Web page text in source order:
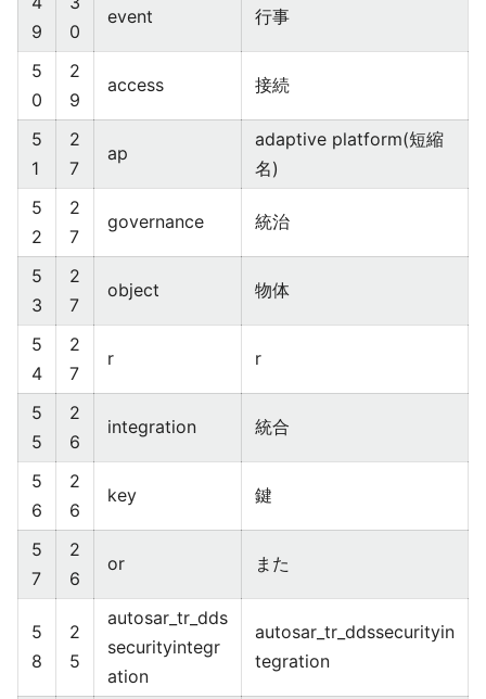
9
0
event 行事
5
0
2
9
access 接続
5
1
2
7
ap
adaptive platform(短縮
名)
5
2
2
7
governance 統治
5
3
2
7
object 物体
5
4
2
7
r r
5
5
2
6
integration 統合
5
6
2
6
key 鍵
5
7
2
6
or また
5
8
2
5
autosar_tr_dds
securityintegr
ation
autosar_tr_ddssecurityin
tegration